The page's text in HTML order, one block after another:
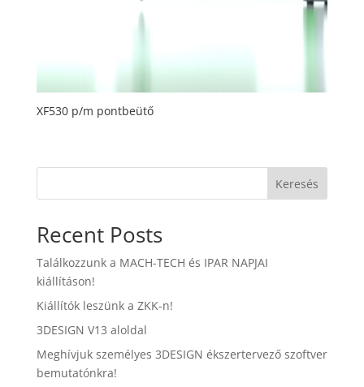
XF530 p/m pontbeütő
Keresés
Recent Posts
Találkozzunk a MACH-TECH és IPAR NAPJAI
kiállításon!
Kiállítók leszünk a ZKK-n!
3DESIGN V13 aloldal
Meghívjuk személyes 3DESIGN ékszertervező szoftver
bemutatónkra!